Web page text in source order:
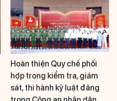
Hoàn thiện Quy chế phối
hợp trong kiểm tra, giám
sát, thi hành kỷ luật đảng